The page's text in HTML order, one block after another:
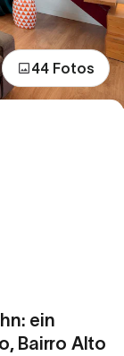
44 Fotos
ein
Bairro Alto